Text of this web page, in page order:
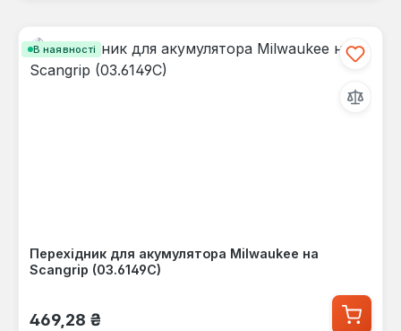
В наявності
Перехідник для акумулятора Milwaukee на
Scangrip (03.6149C)
Звичайна ціна:
469,28 ₴